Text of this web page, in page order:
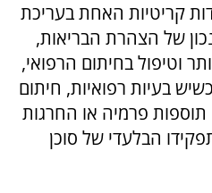
קריטיות האחת בעריכת
של הצהרת הבריאות,
וטיפול בחיתום הרפואי,
בעיות רפואיות, חיתום
תוספות פרמיה או החרגות
הבלעדי של סוכן